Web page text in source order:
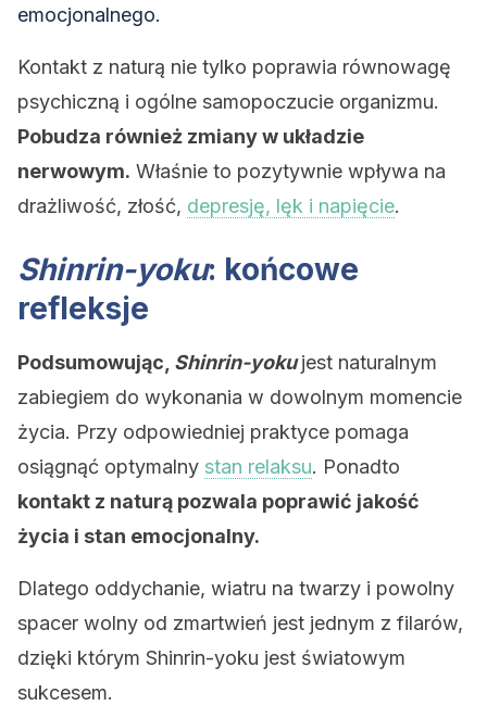
emocjonalnego.
Kontakt z naturą nie tylko poprawia równowagę
psychiczną i ogólne samopoczucie organizmu.
Pobudza również zmiany w układzie
nerwowym. Właśnie to pozytywnie wpływa na
drażliwość, złość, depresję, lęk i napięcie.
Shinrin-yoku: końcowe
refleksje
Podsumowując, Shinrin-yokujest naturalnym
zabiegiem do wykonania w dowolnym momencie
życia. Przy odpowiedniej praktyce pomaga
osiągnąć optymalny stan relaksu. Ponadto
kontakt z naturą pozwala poprawić jakość
życia i stan emocjonalny.
Dlatego oddychanie, wiatru na twarzy i powolny
spacer wolny od zmartwień jest jednym z filarów,
dzięki którym Shinrin-yoku jest światowym
sukcesem.